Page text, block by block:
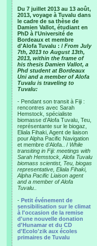
Du 7 juillet 2013 au 13 août,
2013, voyage à Tuvalu dans
le cadre de sa thèse de
Damien Vallot, étudiant en
PhD à l'Université de
Bordeaux et membre
d'Alofa Tuvalu : / From July
7th, 2013 to August 13th,
2013, within the frame of
his thesis Damien Vallot, a
Phd student at Bordeaux
Uni and a member of Alofa
Tuvalu is traveling to
Tuvalu:
- Pendant son transit à Fiji :
rencontres avec Sarah
Hemstock, spécialiste
biomasse d’Alofa Tuvalu, Teu,
représentante sur le biogaz,
Eliala Fihaki, Agent de liaison
pour Alpha Pacific Navigation
et membre d’Alofa.. / While
transiting in Fiji: meetings with
Sarah Hemstock, Alofa Tuvalu
biomass scientist, Teu, biogas
representative, Eliala Fihaki,
Alpha Pacific Liaison agent
and a member of Alofa
Tuvalu..
- Petit événement de
sensibilisation sur le climat
à l'occasion de la remise
d'une nouvelle donation
d'Hunamar et du CD
d'Ecolo'zik aux écoles
primaires de Tuvalu